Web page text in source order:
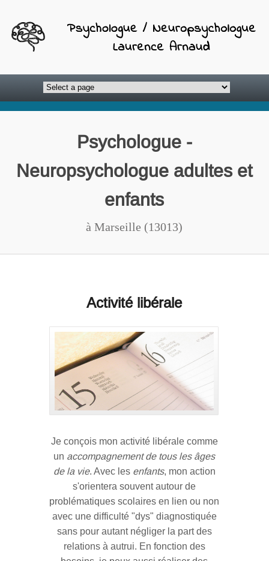
Psychologue -
Neuropsychologue adultes et
enfants
à Marseille (13013)
Activité libérale
Je conçois mon activité libérale comme
un accompagnement de tous les âges
de la vie. Avec les enfants, mon action
s'orientera souvent autour de
problématiques scolaires en lien ou non
avec une difficulté "dys" diagnostiquée
sans pour autant négliger la part des
relations à autrui. En fonction des